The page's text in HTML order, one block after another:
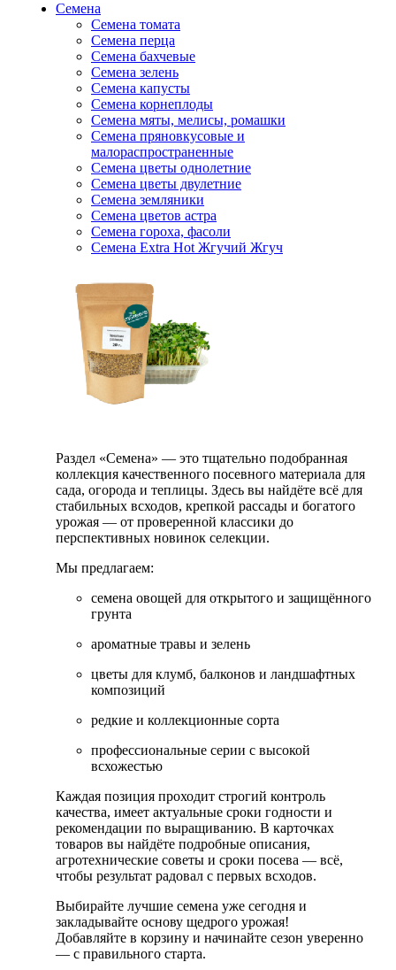
Семена
Семена томата
Семена перца
Семена бахчевые
Семена зелень
Семена капусты
Семена корнеплоды
Семена мяты, мелисы, ромашки
Семена пряновкусовые и
малораспространенные
Семена цветы однолетние
Семена цветы двулетние
Семена земляники
Семена цветов астра
Семена гороха, фасоли
Семена Extra Hot Жгучий Жгуч
Раздел «Семена» — это тщательно подобранная
коллекция качественного посевного материала для
сада, огорода и теплицы. Здесь вы найдёте всё для
стабильных всходов, крепкой рассады и богатого
урожая — от проверенной классики до
перспективных новинок селекции.
Мы предлагаем:
семена овощей для открытого и защищённого
грунта
ароматные травы и зелень
цветы для клумб, балконов и ландшафтных
композиций
редкие и коллекционные сорта
профессиональные серии с высокой
всхожестью
Каждая позиция проходит строгий контроль
качества, имеет актуальные сроки годности и
рекомендации по выращиванию. В карточках
товаров вы найдёте подробные описания,
агротехнические советы и сроки посева — всё,
чтобы результат радовал с первых всходов.
Выбирайте лучшие семена уже сегодня и
закладывайте основу щедрого урожая!
Добавляйте в корзину и начинайте сезон уверенно
— с правильного старта.